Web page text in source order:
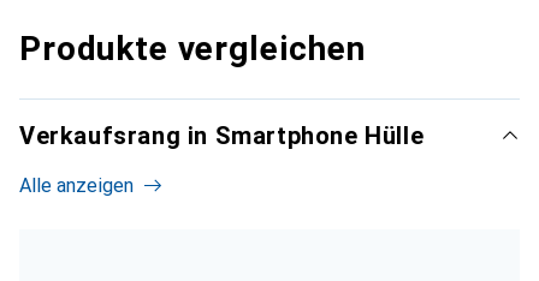
Produkte vergleichen
Verkaufsrang in Smartphone Hülle
Alle anzeigen